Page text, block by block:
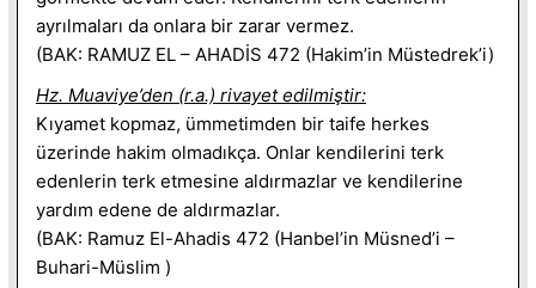
ayrılmaları da onlara bir zarar vermez.
(BAK: RAMUZ EL – AHADİS 472 (Hakim’in Müstedrek’i)
Hz. Muaviye’den (r.a.) rivayet edilmiştir:
Kıyamet kopmaz, ümmetimden bir taife herkes
üzerinde hakim olmadıkça. Onlar kendilerini terk
edenlerin terk etmesine aldırmazlar ve kendilerine
yardım edene de aldırmazlar.
(BAK: Ramuz El-Ahadis 472 (Hanbel’in Müsned’i –
Buhari-Müslim )